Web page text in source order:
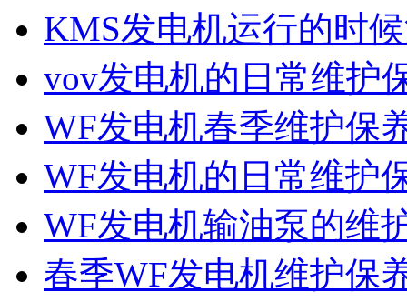
KMS发电机运行的时
vov发电机的日常维护
WF发电机春季维护保
WF发电机的日常维护
WF发电机输油泵的维
春季WF发电机维护保